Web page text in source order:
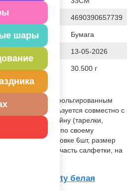
шары
4690390657739
Бумага
элемента 13-05-2026
30.500 г
белого цвета с фольгированным
Используется совместно с
по дизайну (тарелки,
стола или по своему
В упаковке 6шт, размер
только на 1/4 часть салфетки, на
Конфетти Party белая